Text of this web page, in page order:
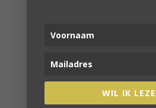
Jagen, verzamelen,
WIL IK